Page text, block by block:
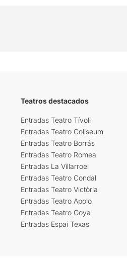
Teatros destacados
Entradas Teatro Tívoli
Entradas Teatro Coliseum
Entradas Teatro Borrás
Entradas Teatro Romea
Entradas La Villarroel
Entradas Teatro Condal
Entradas Teatro Victòria
Entradas Teatro Apolo
Entradas Teatro Goya
Entradas Espai Texas